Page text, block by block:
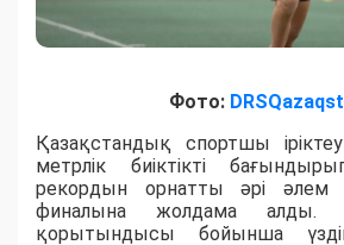
Фото:
Қазақстандық спортшы
метрлік биіктікті
рекордын орнатты әрі әлем
финалына жолдама алды.
қорытындысы бойынша